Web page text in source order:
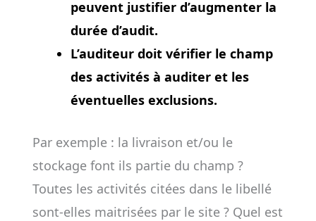
peuvent justifier d’augmenter la
durée d’audit.
L’auditeur doit vérifier le champ
des activités à auditer et les
éventuelles exclusions.
Par exemple : la livraison et/ou le
stockage font ils partie du champ ?
Toutes les activités citées dans le libellé
sont-elles maitrisées par le site ? Quel est